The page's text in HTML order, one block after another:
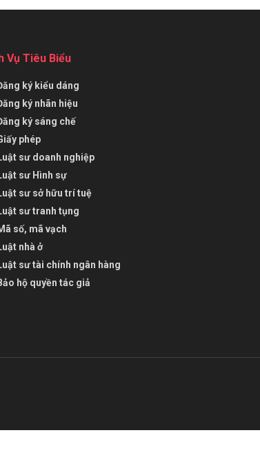
Vụ Tiêu Biểu
ký kiểu dáng
ký nhãn hiệu
ký sáng chế
phép
sư doanh nghiệp
sư Hình sự
sư sở hữu trí tuệ
sư tranh tụng
số, mã vạch
nhà ở
sư tài chính ngân hàng
hộ quyền tác giả